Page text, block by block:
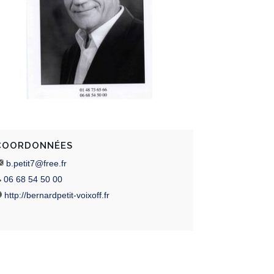
b.petit7@free.fr
06 68 54 50 00
http://bernardpetit-voixoff.fr